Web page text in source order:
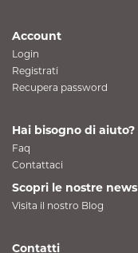
Account
Login
Registrati
Recupera password
Hai bisogno di aiuto?
Faq
Contattaci
Scopri le nostre news
Visita il nostro Blog
Contatti